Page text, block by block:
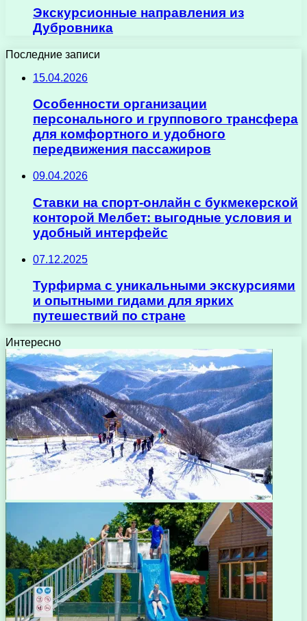
Экскурсионные направления из
Дубровника
Последние записи
15.04.2026
Особенности организации
персонального и группового трансфера
для комфортного и удобного
передвижения пассажиров
09.04.2026
Ставки на спорт-онлайн с букмекерской
конторой Мелбет: выгодные условия и
удобный интерфейс
07.12.2025
Турфирма с уникальными экскурсиями
и опытными гидами для ярких
путешествий по стране
Интересно